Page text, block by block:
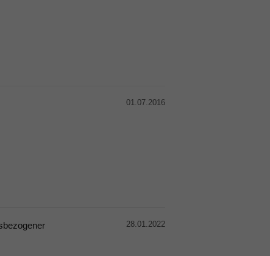
01.07.2016
28.01.2022